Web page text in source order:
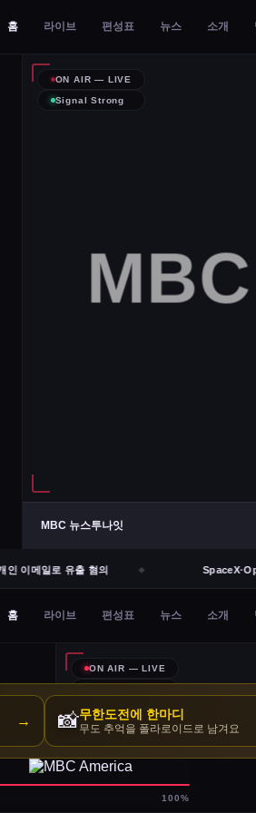
홈 라이브 편성표 뉴스 소개
ON AIR — LIVE
Signal Strong
MBC 뉴스투나잇
이메일로 유출 혐의
→ 📸무한도전에 한마디
무도 추억을 폴라로이드로 남겨요